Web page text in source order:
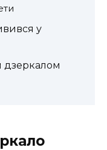
у
дзеркалом